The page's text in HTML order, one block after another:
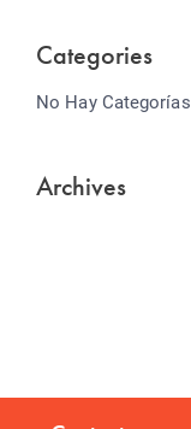
Categories
No Hay Categorías
Archives